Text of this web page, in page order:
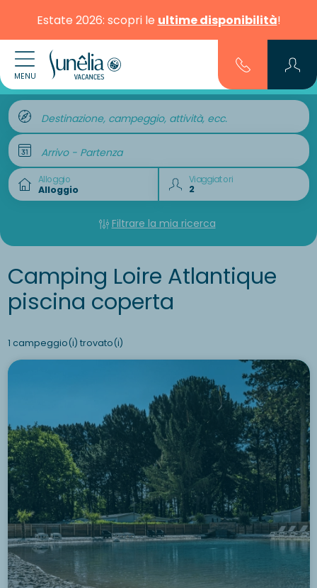
Estate 2026: scopri le ultime disponibilità!
MENU
Destinazione, campeggio, attività, ecc.
Arrivo - Partenza
Alloggio Viaggiatori
Filtrare la mia ricerca
Camping Loire Atlantique
piscina coperta
1 campeggio(i) trovato(i)